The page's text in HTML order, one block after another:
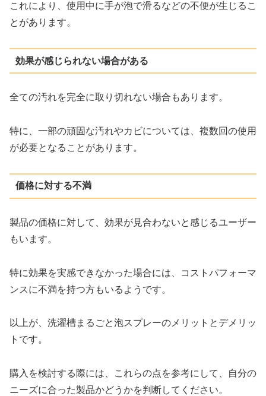
これにより、使用中に手が泡で滑るなどの不便が生じるこ
とがあります。
効果が感じられない場合がある
全ての汚れを完全に取り切れない場合もあります。
特に、一部の頑固な汚れやカビについては、複数回の使用
が必要となることがあります。
価格に対する不満
製品の価格に対して、効果が見合わないと感じるユーザー
もいます。
特に効果を実感できなかった場合には、コストパフォーマ
ンスに不満を持つ方もいるようです。
以上が、洗濯槽まるごと泡スプレーのメリットとデメリッ
トです。
購入を検討する際には、これらの点を参考にして、自分の
ニーズに合った製品かどうかを判断してください。